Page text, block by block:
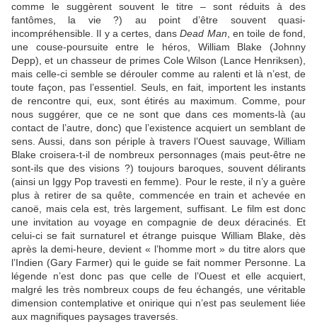
comme le suggèrent souvent le titre – sont réduits à des
fantômes, la vie ?) au point d’être souvent quasi-
incompréhensible. Il y a certes, dansDead Man , en toile de fond,
une couse-poursuite entre le héros, William Blake (Johnny
Depp), et un chasseur de primes Cole Wilson (Lance Henriksen),
mais celle-ci semble se dérouler comme au ralenti et là n’est, de
toute façon, pas l’essentiel. Seuls, en fait, importent les instants
de rencontre qui, eux, sont étirés au maximum. Comme, pour
nous suggérer, que ce ne sont que dans ces moments-là (au
contact de l’autre, donc) que l’existence acquiert un semblant de
sens. Aussi, dans son périple à travers l’Ouest sauvage, William
Blake croisera-t-il de nombreux personnages (mais peut-être ne
sont-ils que des visions ?) toujours baroques, souvent délirants
(ainsi un Iggy Pop travesti en femme). Pour le reste, il n’y a guère
plus à retirer de sa quête, commencée en train et achevée en
canoë, mais cela est, très largement, suffisant. Le film est donc
une invitation au voyage en compagnie de deux déracinés. Et
celui-ci se fait surnaturel et étrange puisque William Blake, dès
après la demi-heure, devient « l’homme mort » du titre alors que
l’Indien (Gary Farmer) qui le guide se fait nommer Personne. La
légende n’est donc pas que celle de l’Ouest et elle acquiert,
malgré les très nombreux coups de feu échangés, une véritable
dimension contemplative et onirique qui n’est pas seulement liée
aux magnifiques paysages traversés.